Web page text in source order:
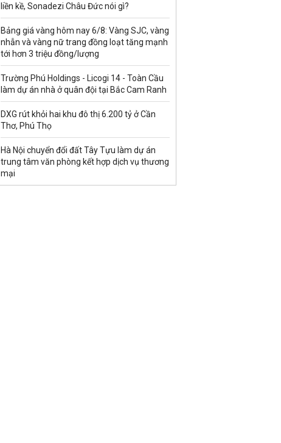
liền kề, Sonadezi Châu Đức nói gì?
Bảng giá vàng hôm nay 6/8: Vàng SJC, vàng
nhẫn và vàng nữ trang đồng loạt tăng mạnh
tới hơn 3 triệu đồng/lượng
Trường Phú Holdings - Licogi 14 - Toàn Cầu
làm dự án nhà ở quân đội tại Bắc Cam Ranh
DXG rút khỏi hai khu đô thị 6.200 tỷ ở Cần
Thơ, Phú Thọ
Hà Nội chuyển đổi đất Tây Tựu làm dự án
trung tâm văn phòng kết hợp dịch vụ thương
mại